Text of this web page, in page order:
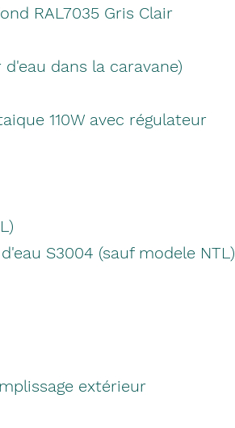
RAL7035 Gris Clair
dans la caravane)
110W avec régulateur
S3004 (sauf modele NTL)
extérieur